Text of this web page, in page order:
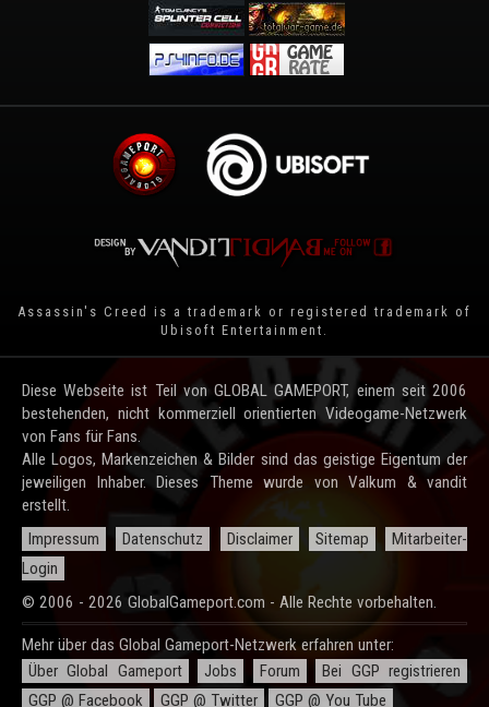
Assassin's Creed is a trademark or registered trademark of
Ubisoft Entertainment
Diese Webseite ist Teil von GLOBAL GAMEPORT, einem seit 2006
bestehenden, nicht kommerziell orientierten Videogame-Netzwerk
von Fans für Fans.
Alle Logos, Markenzeichen & Bilder sind das geistige Eigentum der
jeweiligen Inhaber. Dieses Theme wurde von Valkum & vandit
erstellt.
Impressum
Datenschutz Disclaimer Sitemap
Mitarbeiter-
Login
© 2006 - 2026 GlobalGameport.com - Alle Rechte vorbehalten.
Mehr über das Global Gameport-Netzwerk erfahren unter:
Über Global Gameport
Jobs Forum
Bei GGP registrieren
GGP @ Facebook
GGP @ Twitter GGP @ You Tube